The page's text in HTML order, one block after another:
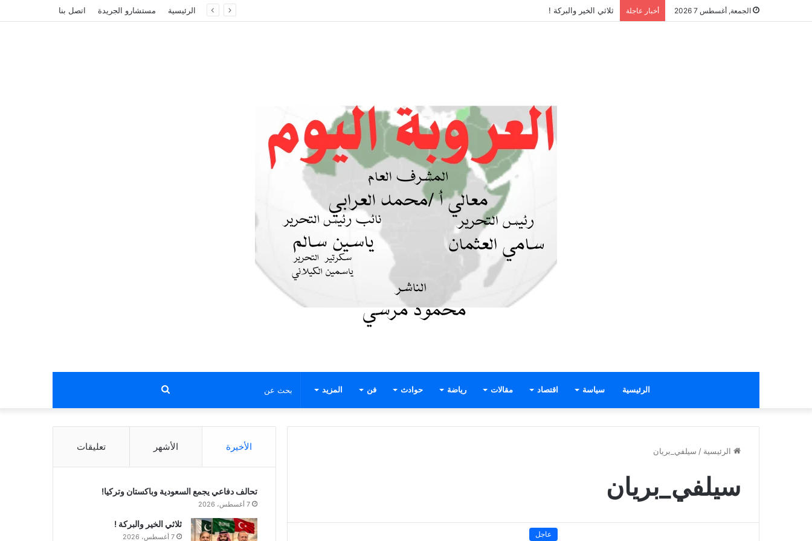
الجمعة, أغسطس 7 2026 أخبار عاجلة ثلاثي الخير والبركة ! الرئيسية مستشارو الجريدة اتصل بنا
الرئيسية سياسة اقتصاد مقالات رياضة حوادث فن المزيد بحث
عن
الرئيسية / سيلفي_بريان
سيلفي_بريان
عاجل
الأخيرة الأشهر تعليقات
تحالف دفاعي يجمع السعودية وباكستان وتركيا!
7 أغسطس، 2026
ثلاثي الخير والبركة !
7 أغسطس، 2026